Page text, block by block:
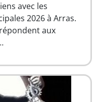
avec les
2026 à Arras.
aux